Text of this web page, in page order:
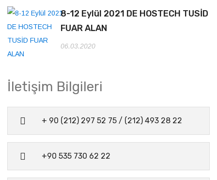
8-12 Eylül 2021 DE HOSTECH TUSİD
FUAR ALAN
06.03.2020
İletişim Bilgileri
+ 90 (212) 297 52 75 / (212) 493 28 22
+90 535 730 62 22